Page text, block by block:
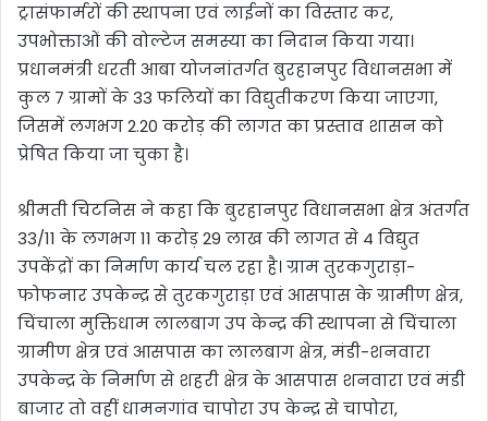
ट्रासंफार्मरों की स्थापना एवं लाईनों का विस्तार कर,
उपभोक्ताओं की वोल्टेज समस्या का निदान किया गया।
प्रधानमंत्री धरती आबा योजनांतर्गत बुरहानपुर विधानसभा में
कुल 7 ग्रामों के 33 फलियों का विद्युतीकरण किया जाएगा,
जिसमें लगभग 2.20 करोड़ की लागत का प्रस्ताव शासन को
प्रेषित किया जा चुका है।
श्रीमती चिटनिस ने कहा कि बुरहानपुर विधानसभा क्षेत्र अंतर्गत
33/11 के लगभग 11 करोड़ 29 लाख की लागत से 4 विद्युत
उपकेंद्रों का निर्माण कार्य चल रहा है। ग्राम तुरकगुराड़ा-
फोफनार उपकेन्द्र से तुरकगुराड़ा एवं आसपास के ग्रामीण क्षेत्र,
चिंचाला मुक्तिधाम लालबाग उप केन्द्र की स्थापना से चिंचाला
ग्रामीण क्षेत्र एवं आसपास का लालबाग क्षेत्र, मंडी-शनवारा
उपकेन्द्र के निर्माण से शहरी क्षेत्र के आसपास शनवारा एवं मंडी
बाजार तो वहीं धामनगांव चापोरा उप केन्द्र से चापोरा,